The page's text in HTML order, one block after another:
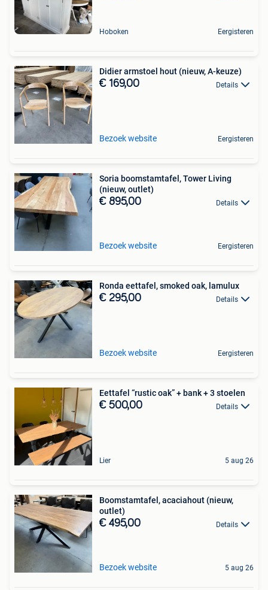
Hoboken Eergisteren
Didier armstoel hout (nieuw, A-keuze)
€ 169,00 Details
Bezoek website Eergisteren
Soria boomstamtafel, Tower Living
(nieuw, outlet)
€ 895,00 Details
Bezoek website Eergisteren
Ronda eettafel, smoked oak, lamulux
€ 295,00 Details
Bezoek website Eergisteren
Eettafel “rustic oak” + bank + 3 stoelen
€ 500,00 Details
Lier 5 aug 26
Boomstamtafel, acaciahout (nieuw,
outlet)
€ 495,00 Details
Bezoek website 5 aug 26